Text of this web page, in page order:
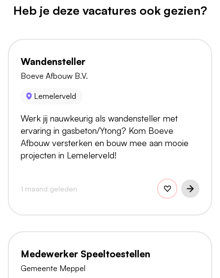
Heb je deze vacatures ook gezien?
Wandensteller
Boeve Afbouw B.V.
Lemelerveld
Werk jij nauwkeurig als wandensteller met
ervaring in gasbeton/Ytong? Kom Boeve
Afbouw versterken en bouw mee aan mooie
projecten in Lemelerveld!
1 maand geleden
Medewerker Speeltoestellen
Gemeente Meppel